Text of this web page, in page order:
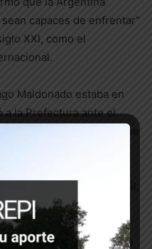
capaces de enfrentar”
XXI, como el
Maldonado estaba en
a la Prefectura ante el
Nahuel; el gobierno que
y vecinos con
Previsional; el
Chocobar y el gatillo fácil;
niega el genocidio,
lesa humanidad y
los genocidas; nos dice